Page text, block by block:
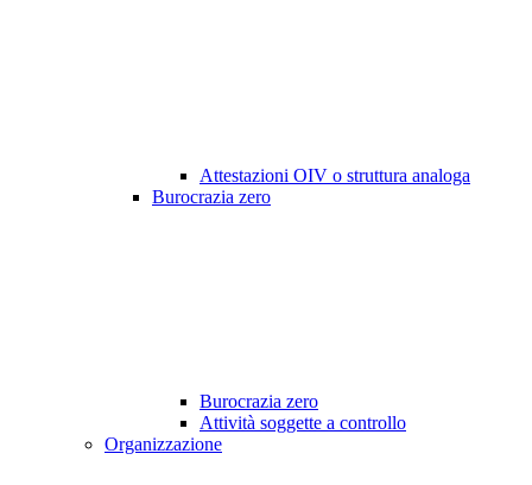
Attestazioni OIV o struttura analoga
Burocrazia zero
Burocrazia zero
Attività soggette a controllo
Organizzazione